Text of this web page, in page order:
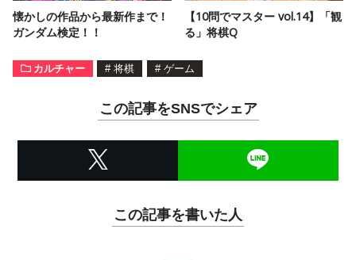
懐かしの作品から最新作まで！
ガンダム検定！！
【10問でマスター vol.14】「観
る」将棋Q
カルチャー # 将棋 # ゲーム
この記事をSNSでシェア
この記事を書いた人